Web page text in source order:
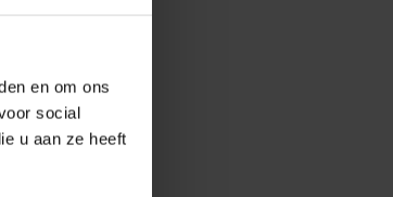
en om ons
social
u aan ze heeft